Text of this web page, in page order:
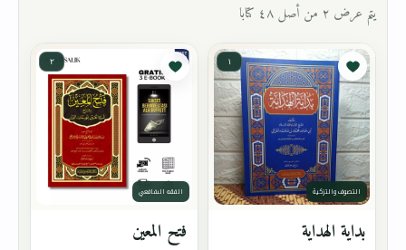
يتم عرض ٢ من أصل ٤٨ كتابا
١
التصوف والتزكية
بداية الهداية
٢
الفقه الشافعي
فتح المعين